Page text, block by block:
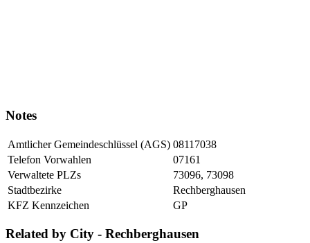
Notes
Amtlicher Gemeindeschlüssel (AGS) 08117038
Telefon Vorwahlen
07161
Verwaltete PLZs
73096, 73098
Stadtbezirke
Rechberghausen
KFZ Kennzeichen
GP
Related by City - Rechberghausen